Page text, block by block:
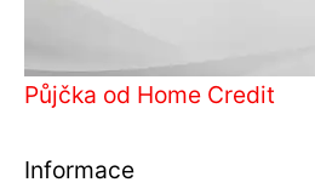
Půjčka od Home Credit
Informace